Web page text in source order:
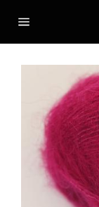
videre